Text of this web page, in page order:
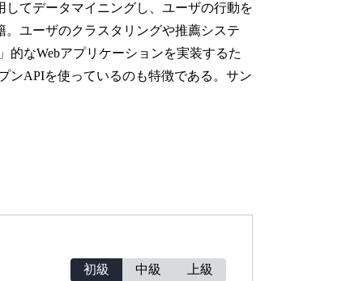
てデータマイニングし、ユーザの行動を
ユーザのクラスタリングや推薦システ
的なWebアプリケーションを実装するた
ンAPIを使っているのも特徴である。サン
初級 中級 上級